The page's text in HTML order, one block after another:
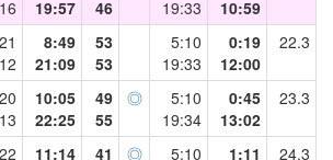
19:57
46
19:33
10:59
8:49
21:09
53
53
5:10
19:33
0:19
12:00
22.3
10:05
22:25
49
55
◎
5:10
19:34
0:45
13:02
23.3
11:14
41
◎
5:10
1:11
24.3